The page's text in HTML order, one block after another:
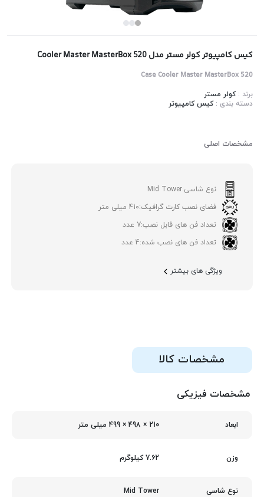
کیس کامپیوتر کولر مستر مدل Cooler Master MasterBox 520
Case Cooler Master MasterBox 520
برند :کولر مستر
دسته بندی :کیس کامپیوتر
مشخصات اصلی
نوع شاسی:Mid Tower
فضای نصب کارت گرافیک:410 میلی متر
تعداد فن های قابل نصب:7 عدد
تعداد فن های نصب شده:4 عدد
ویژگی های بیشتر
مشخصات کالا
مشخصات فیزیکی
ابعاد 210 × 498 × 499 میلی‌ متر
وزن 7.62 کیلوگرم
نوع شاسی Mid Tower